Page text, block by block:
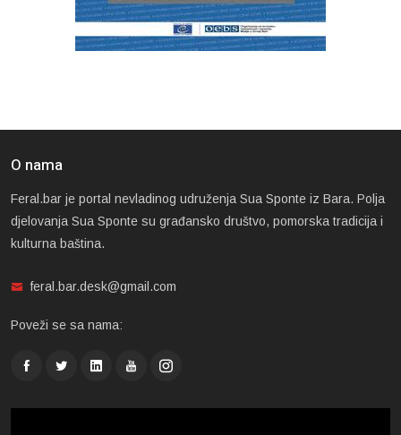
O nama
Feral.bar je portal nevladinog udruženja Sua Sponte iz Bara. Polja
djelovanja Sua Sponte su građansko društvo, pomorska tradicija i
kulturna baština.
feral.bar.desk@gmail.com
Poveži se sa nama: